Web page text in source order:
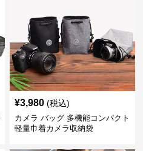
¥3,980 (税込)
カメラ バッグ 多機能コンパクト
軽量巾着カメラ収納袋